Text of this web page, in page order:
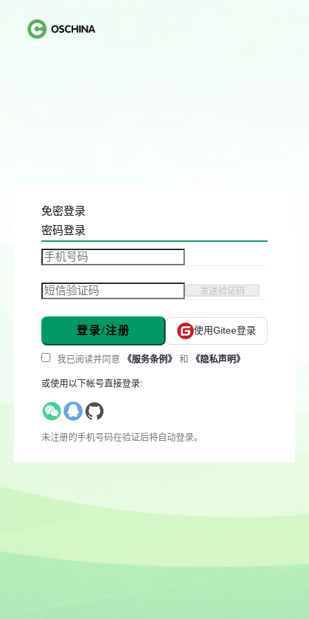
免密登录
密码登录
发送验证码
登录/注册 使用Gitee登录
我已阅读并同意 《服务条例》 和 《隐私声明》
或使用以下帐号直接登录:
未注册的手机号码在验证后将自动登录。